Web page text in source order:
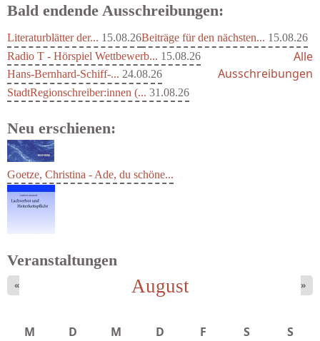
Bald endende Ausschreibungen:
Literaturblätter der... 15.08.26Beiträge für den nächsten... 15.08.26
Radio T - Hörspiel Wettbewerb... 15.08.26
Hans-Bernhard-Schiff-... 24.08.26
StadtRegionschreiber:innen (... 31.08.26
Alle
Ausschreibungen
Neu erschienen:
Goetze, Christina - Ade, du schöne...
Meinhold, Gottfried - Lachverbot...
Veranstaltungen
August
« »
M D M D F S
S